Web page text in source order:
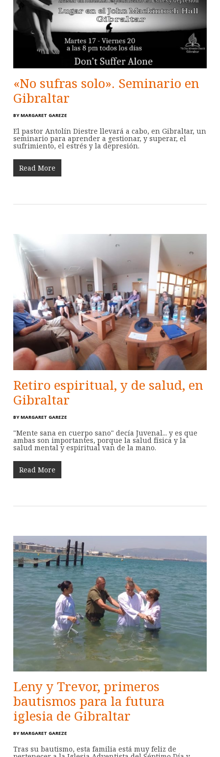
«No sufras solo». Seminario en
Gibraltar
BY MARGARET GAREZE
El pastor Antolín Diestre llevará a cabo, en Gibraltar, un
seminario para aprender a gestionar, y superar, el
sufrimiento, el estrés y la depresión.
Read More
Retiro espiritual, y de salud, en
Gibraltar
BY MARGARET GAREZE
"Mente sana en cuerpo sano" decía Juvenal... y es que
ambas son importantes, porque la salud física y la
salud mental y espiritual van de la mano.
Read More
Leny y Trevor, primeros
bautismos para la futura
iglesia de Gibraltar
BY MARGARET GAREZE
Tras su bautismo, esta familia está muy feliz de